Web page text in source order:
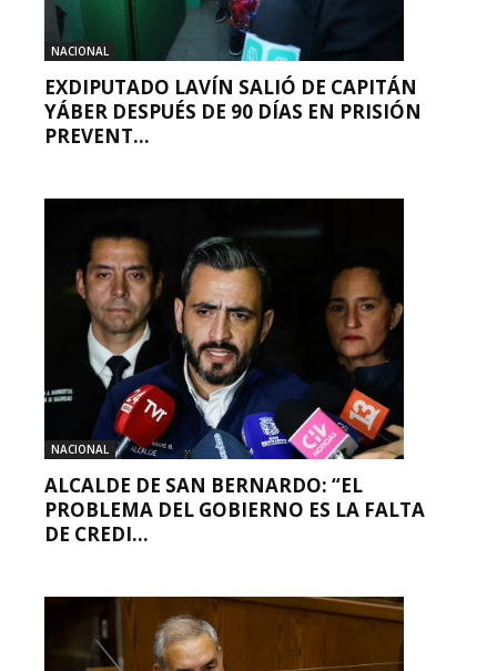
NACIONAL
EXDIPUTADO LAVÍN SALIÓ DE CAPITÁN
YÁBER DESPUÉS DE 90 DÍAS EN PRISIÓN
PREVENT...
NACIONAL
ALCALDE DE SAN BERNARDO: “EL
PROBLEMA DEL GOBIERNO ES LA FALTA
DE CREDI...